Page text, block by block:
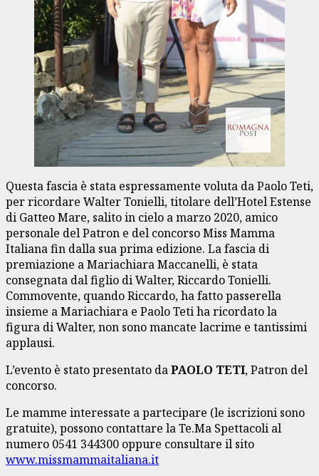
Questa fascia è stata espressamente voluta da Paolo Teti,
per ricordare Walter Tonielli, titolare dell’Hotel Estense
di Gatteo Mare, salito in cielo a marzo 2020, amico
personale del Patron e del concorso Miss Mamma
Italiana fin dalla sua prima edizione. La fascia di
premiazione a Mariachiara Maccanelli, è stata
consegnata dal figlio di Walter, Riccardo Tonielli.
Commovente, quando Riccardo, ha fatto passerella
insieme a Mariachiara e Paolo Teti ha ricordato la
figura di Walter, non sono mancate lacrime e tantissimi
applausi.
L’evento è stato presentato daPAOLO TETI, Patron del
concorso.
Le mamme interessate a partecipare (le iscrizioni sono
gratuite), possono contattare la Te.Ma Spettacoli al
numero 0541 344300 oppure consultare il sito
www.missmammaitaliana.it